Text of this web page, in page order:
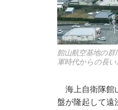
館山航空基地の
軍時代からの長
海上自衛隊館
盤が隆起して遠